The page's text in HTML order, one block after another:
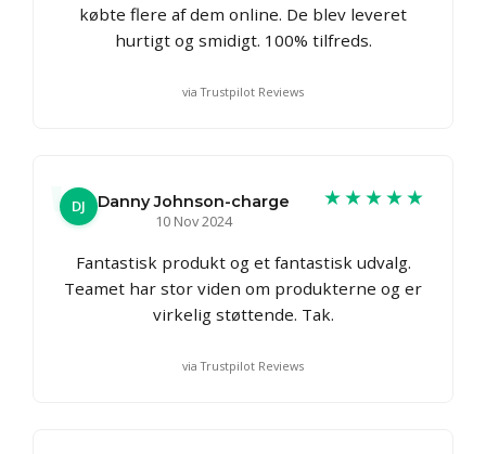
købte flere af dem online. De blev leveret
hurtigt og smidigt. 100% tilfreds.
via Trustpilot Reviews
DJ
Danny Johnson-charge
10 Nov 2024
★★★★★
Fantastisk produkt og et fantastisk udvalg.
Teamet har stor viden om produkterne og er
virkelig støttende. Tak.
via Trustpilot Reviews